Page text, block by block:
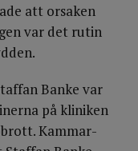
att orsaken
var det rutin
Banke var
på kliniken
Kammar­